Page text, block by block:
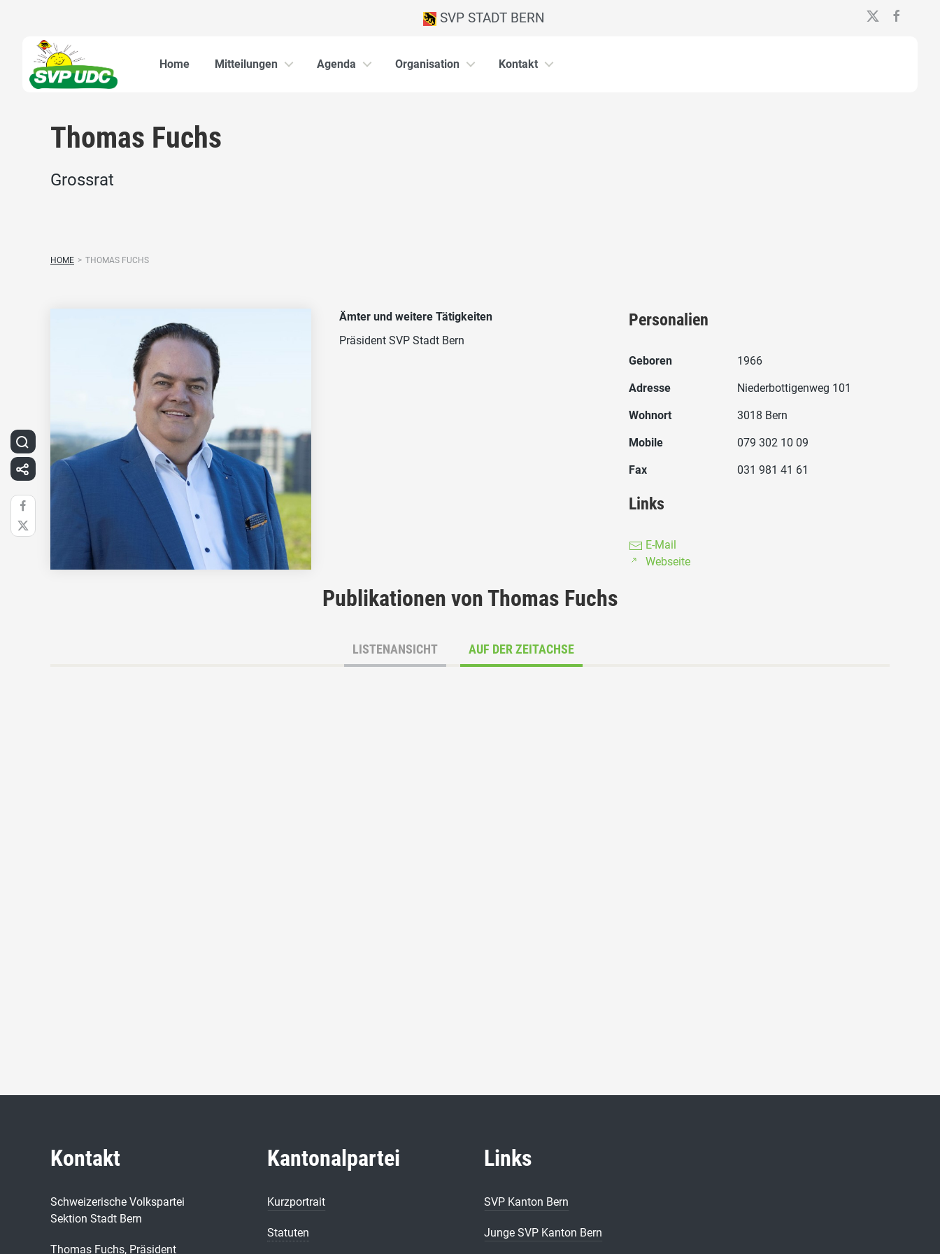
SVP STADT BERN
Home Mitteilungen Agenda Organisation Kontakt
Thomas Fuchs
Grossrat
HOME > THOMAS FUCHS
Ämter und weitere Tätigkeiten
Präsident SVP Stadt Bern
Personalien
Geboren 1966
Adresse Niederbottigenweg 101
Wohnort 3018 Bern
Mobile 079 302 10 09
Fax 031 981 41 61
Links
E-Mail
Webseite
Publikationen von Thomas Fuchs
LISTENANSICHT AUF DER ZEITACHSE
Kontakt
Schweizerische Volkspartei
Sektion Stadt Bern
Thomas Fuchs, Präsident
Kantonalpartei
Kurzportrait
Statuten
Links
SVP Kanton Bern
Junge SVP Kanton Bern